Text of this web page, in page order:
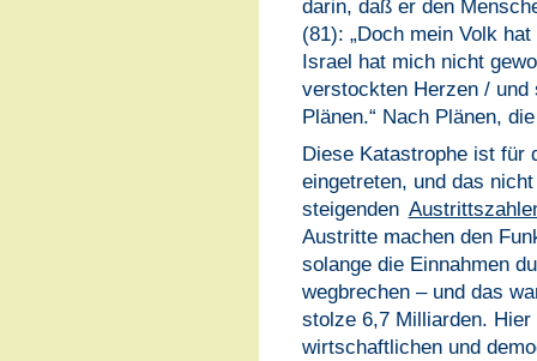
darin, daß er den
(81): „Doch mein Volk
Israel hat mich nicht
verstockten Herzen / und
Plänen.“ Nach Plänen,
Diese Katastrophe ist für
eingetreten, und das
steigenden
Austritte machen den
solange die Einnahmen
wegbrechen – und das
stolze 6,7 Milliarden.
wirtschaftlichen und